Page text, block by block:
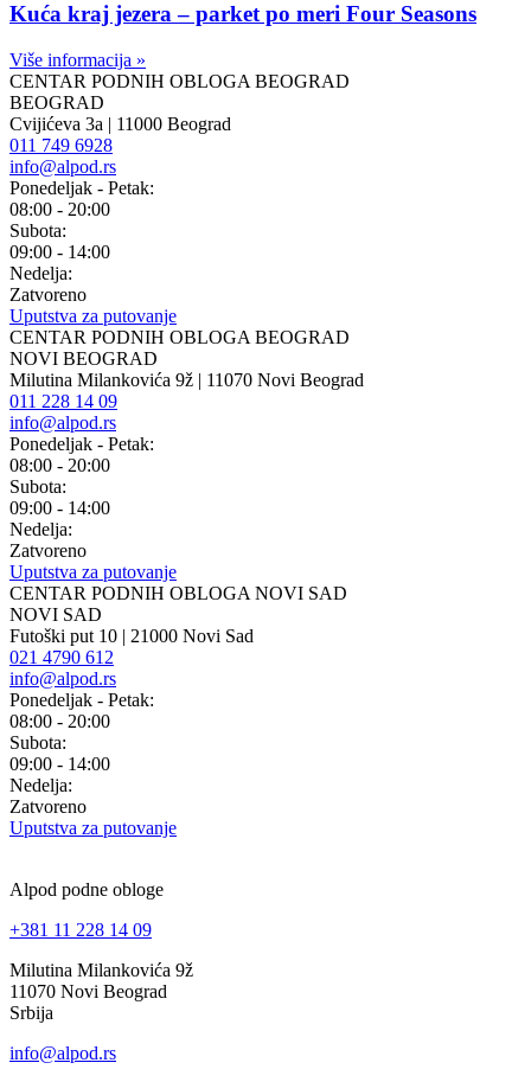
Kuća kraj jezera – parket po meri Four Seasons
Više informacija »
CENTAR PODNIH OBLOGA BEOGRAD
BEOGRAD
Cvijićeva 3a | 11000 Beograd
011 749 6928
info@alpod.rs
Ponedeljak - Petak:
08:00 - 20:00
Subota:
09:00 - 14:00
Nedelja:
Zatvoreno
Uputstva za putovanje
CENTAR PODNIH OBLOGA BEOGRAD
NOVI BEOGRAD
Milutina Milankovića 9ž | 11070 Novi Beograd
011 228 14 09
info@alpod.rs
Ponedeljak - Petak:
08:00 - 20:00
Subota:
09:00 - 14:00
Nedelja:
Zatvoreno
Uputstva za putovanje
CENTAR PODNIH OBLOGA NOVI SAD
NOVI SAD
Futoški put 10 | 21000 Novi Sad
021 4790 612
info@alpod.rs
Ponedeljak - Petak:
08:00 - 20:00
Subota:
09:00 - 14:00
Nedelja:
Zatvoreno
Uputstva za putovanje
Alpod podne obloge
+381 11 228 14 09
Milutina Milankovića 9ž
11070 Novi Beograd
Srbija
info@alpod.rs